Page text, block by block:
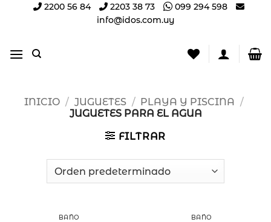
2200 56 84 2203 38 73
099 294 598
info@idos.com.uy
INICIO / JUGUETES / PLAYA Y PISCINA /
JUGUETES PARA EL AGUA
FILTRAR
BAÑO BAÑO